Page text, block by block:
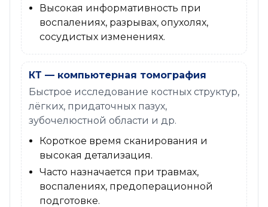
Высокая информативность при
воспалениях, разрывах, опухолях,
сосудистых изменениях.
КТ — компьютерная томография
Быстрое исследование костных структур,
лёгких, придаточных пазух,
зубочелюстной области и др.
Короткое время сканирования и
высокая детализация.
Часто назначается при травмах,
воспалениях, предоперационной
подготовке.